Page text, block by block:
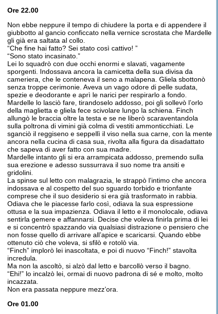
Ore 22.00
Non ebbe neppure il tempo di chiudere la porta e di appendere il
giubbotto al gancio conficcato nella vernice scrostata che Mardelle
gli già era saltata al collo.
“Che fine hai fatto? Sei stato così cattivo! ”
“Sono stato incasinato.”
Lei lo squadrò con due occhi enormi e slavati, vagamente
sporgenti. Indossava ancora la camicetta della sua divisa da
cameriera, che le conteneva il seno a malapena. Gliela sbottonò
senza troppe cerimonie. Aveva un vago odore di pelle sudata,
spezie e deodorante e aprì le narici per respirarlo a fondo.
Mardelle lo lasciò fare, tirandoselo addosso, poi gli sollevò l’orlo
della maglietta e gliela fece scivolare lungo la schiena. Finch
allungò le braccia oltre la testa e se ne liberò scaraventandola
sulla poltrona di vimini già colma di vestiti ammonticchiati. Le
sganciò il reggiseno e seppellì il viso nella sua carne, con la mente
ancora nella cucina di casa sua, rivolta alla figura da disadattato
che sapeva di aver fatto con sua madre.
Mardelle intanto gli si era arrampicata addosso, premendo sulla
sua erezione e adesso sussurrava il suo nome tra ansiti e
gridolini.
La spinse sul letto con malagrazia, le strappò l’intimo che ancora
indossava e al cospetto del suo sguardo torbido e trionfante
comprese che il suo desiderio si era già trasformato in rabbia.
Odiava che le piacesse farlo così, odiava la sua espressione
ottusa e la sua impazienza. Odiava il letto e il monolocale, odiava
sentirla gemere e affannarsi. Decise che voleva finirla prima di lei
e si concentrò spazzando via qualsiasi distrazione o pensiero che
non fosse quello di arrivare all’apice e scaricarsi. Quando ebbe
ottenuto ciò che voleva, si sfilò e rotolò via.
“Finch” implorò lei inascoltata, e poi di nuovo “Finch!” stavolta
incredula.
Ma non la ascoltò, si alzò dal letto e barcollò verso il bagno.
“Ehi!” lo incalzò lei, ormai di nuovo padrona di sé e molto, molto
incazzata.
Non era passata neppure mezz’ora.
Ore 01.00